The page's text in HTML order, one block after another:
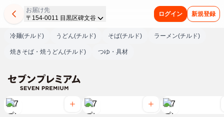
お届け先
〒154-0011 目黒区碑文谷
ログイン 新規登録
冷麺(チルド) うどん(チルド) そば(チルド) ラーメン(チルド)
焼きそば・焼うどん(チルド) つゆ・具材